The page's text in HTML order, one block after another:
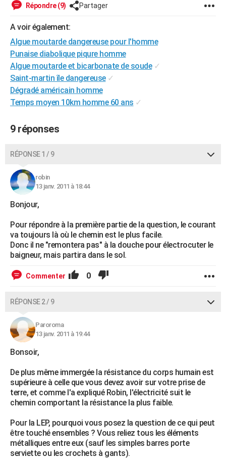
Se connecter
Primaires
Universités
Entreprises
Service militaire
Avis de recherche
FORUM
Bricolage
Lifestyle
Culture
Sport
Auto
Television
Voyage
Cinema
Répondre (9) Partager
A voir également:
Algue moutarde dangereuse pour l'homme
Punaise diabolique piqure homme
Algue moutarde et bicarbonate de soude ✓
Saint-martin île dangereuse ✓
Dégradé américain homme
Temps moyen 10km homme 60 ans ✓
9 réponses
RÉPONSE 1 / 9
robin
13 janv. 2011 à 18:44
Bonjour,
Pour répondre à la première partie de la question, le courant
va toujours là où le chemin est le plus facile.
Donc il ne "remontera pas" à la douche pour électrocuter le
baigneur, mais partira dans le sol.
Commenter 0
RÉPONSE 2 / 9
Paroroma
13 janv. 2011 à 19:44
Bonsoir,
De plus même immergée la résistance du corps humain est
supérieure à celle que vous devez avoir sur votre prise de
terre, et comme l'a expliqué Robin, l'électricité suit le
chemin comportant la résistance la plus faible.
Pour la LEP, pourquoi vous posez la question de ce qui peut
être touché ensembles ? Vous reliez tous les éléments
métalliques entre eux (sauf les simples barres porte
serviette ou les crochets à gants).